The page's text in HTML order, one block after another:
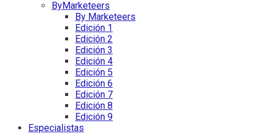
ByMarketeers
By Marketeers
Edición 1
Edición 2
Edición 3
Edición 4
Edición 5
Edición 6
Edición 7
Edición 8
Edición 9
Especialistas